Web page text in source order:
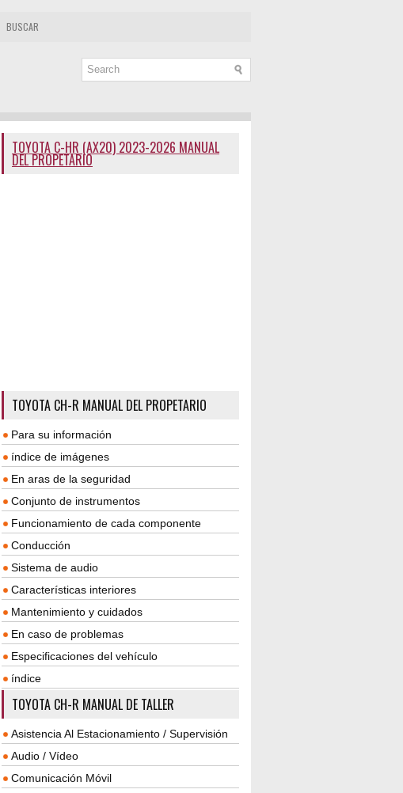
BUSCAR
TOYOTA C-HR (AX20) 2023-2026 MANUAL
DEL PROPETARIO
TOYOTA CH-R MANUAL DEL PROPETARIO
Para su información
índice de imágenes
En aras de la seguridad
Conjunto de instrumentos
Funcionamiento de cada componente
Conducción
Sistema de audio
Características interiores
Mantenimiento y cuidados
En caso de problemas
Especificaciones del vehículo
índice
TOYOTA CH-R MANUAL DE TALLER
Asistencia Al Estacionamiento / Supervisión
Audio / Vídeo
Comunicación Móvil